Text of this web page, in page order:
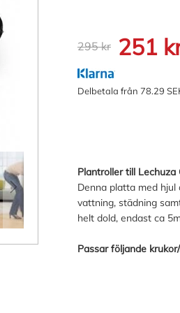
295 kr 251
Delbetala från 78.29
Plantroller till
Denna platta med
vattning, städning
helt dold, endast ca
Passar följande